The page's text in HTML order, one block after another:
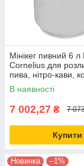
Мінікег пивний 6 л
Cornelius для
пива, нітро-кави,
домашнього
В наявності
7 002,27 ₴ 7
Купити
Новинка –1%